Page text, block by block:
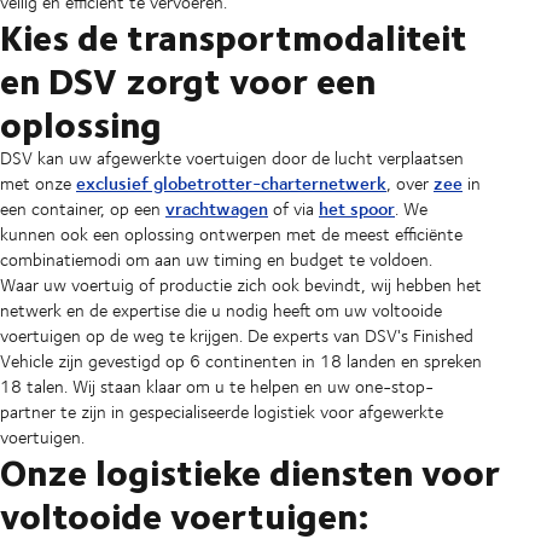
Kies de transportmodaliteit
en DSV zorgt voor een
oplossing
DSV kan uw afgewerkte voertuigen door de lucht verplaatsen
met onzeexclusief globetrotter-charternetwerk, overzee in
een container, op een vrachtwagenof via het spoor. We
kunnen ook een oplossing ontwerpen met de meest efficiënte
combinatiemodi om aan uw timing en budget te voldoen.
Waar uw voertuig of productie zich ook bevindt, wij hebben het
netwerk en de expertise die u nodig heeft om uw voltooide
voertuigen op de weg te krijgen. De experts van DSV's Finished
Vehicle zijn gevestigd op 6 continenten in 18 landen en spreken
18 talen. Wij staan klaar om u te helpen en uw one-stop-
partner te zijn in gespecialiseerde logistiek voor afgewerkte
voertuigen.
Onze logistieke diensten voor
voltooide voertuigen: